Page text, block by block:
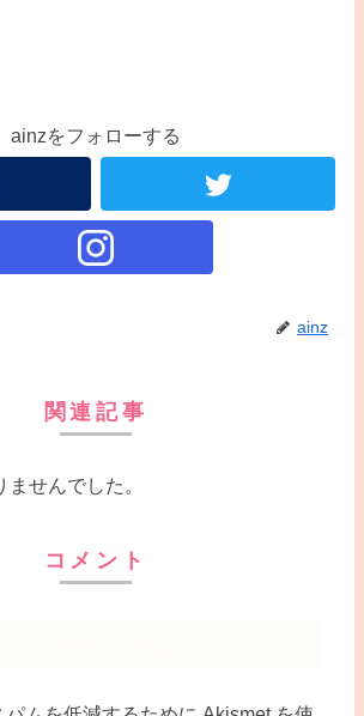
ainzをフォローする
ainz
関連記事
せんでした。
コメント